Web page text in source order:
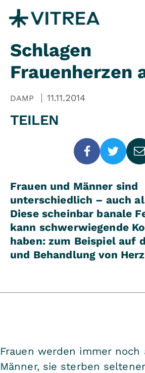
Schlagen
Frauenherzen
DAMP 11.11.2014
TEILEN
Frauen und Männer sind
unterschiedlich – auch
Diese scheinbar banale
kann schwerwiegende
haben: zum Beispiel auf
und Behandlung von
Frauen werden immer noch
Männer, sie sterben